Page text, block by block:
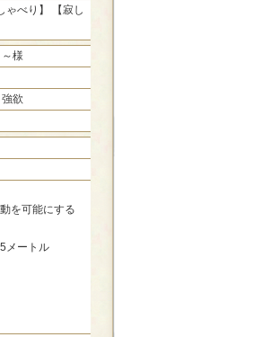
ゃべり】 【寂し
～様
強欲
を可能にする
メートル